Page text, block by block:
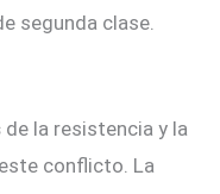
segunda clase.
de la resistencia y la
conflicto. La